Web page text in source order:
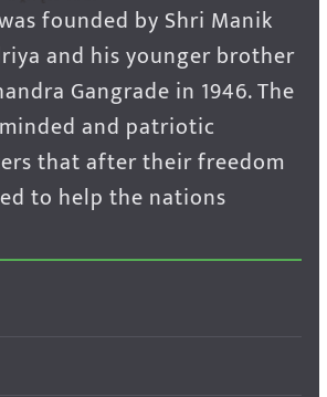
founded by Shri Manik
and his younger brother
Gangrade in 1946. The
and patriotic
that after their freedom
to help the nations